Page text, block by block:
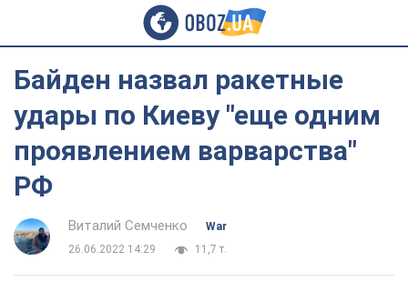
Байден назвал ракетные
удары по Киеву "еще одним
проявлением варварства"
РФ
Виталий Семченко
War
26.06.2022 14:29
11,7 т.